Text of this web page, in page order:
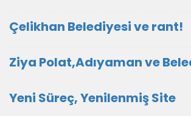
Çelikhan Belediyesi ve rant!
Ziya Polat,Adıyaman ve
Yeni Süreç, Yenilenmiş Site